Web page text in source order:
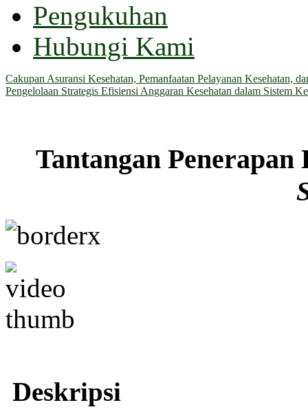
Pengukuhan
Hubungi Kami
Cakupan Asuransi Kesehatan, Pemanfaatan Pelayanan Kesehatan,
Pengelolaan Strategis Efisiensi Anggaran Kesehatan dalam Sistem
Tantangan
Deskripsi